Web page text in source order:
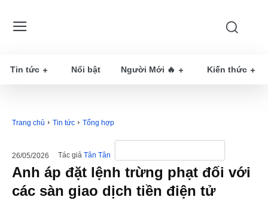
Tin tức Nổi bật Người Mới 🔥 Kiến thức
Trang chủ Tin tức Tổng hợp
26/05/2026 Tác giả Tân Tân
Anh áp đặt lệnh trừng phạt đối với
các sàn giao dịch tiền điện tử